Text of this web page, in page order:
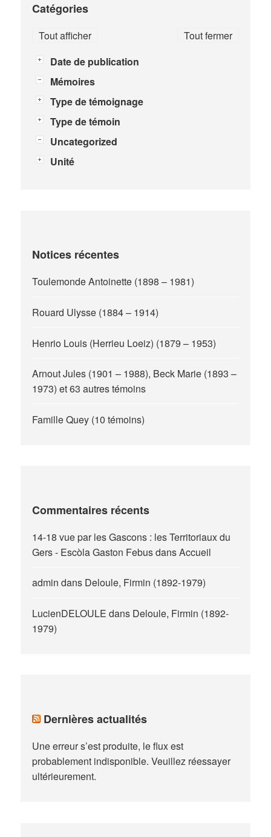
Catégories
Tout fermer
Tout afficher
Date de publication
Mémoires
Type de témoignage
Type de témoin
Uncategorized
Unité
Notices récentes
Toulemonde Antoinette (1898 – 1981)
Rouard Ulysse (1884 – 1914)
Henrio Louis (Herrieu Loeiz) (1879 – 1953)
Arnout Jules (1901 – 1988), Beck Marie (1893 –
1973) et 63 autres témoins
Famille Quey (10 témoins)
Commentaires récents
14-18 vue par les Gascons : les Territoriaux du
Gers - Escòla Gaston FebusdansAccueil
admin dans Deloule, Firmin (1892-1979)
LucienDELOULE dans Deloule, Firmin (1892-
1979)
Dernières actualités
Une erreur s’est produite, le flux est
probablement indisponible. Veuillez réessayer
ultérieurement.